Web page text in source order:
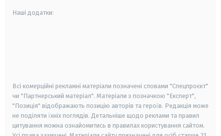
Наші додатки:
Всі комерційні рекламні матеріали позначені словами "Спецпроєкт"
чи "Партнерський матеріал". Матеріали з позначкою "Експерт",
"Позиція" відображають позицію авторів та героїв. Редакція може
не поділяти їхніх поглядів. Детальніше щодо реклами та правил
цитування можна ознайомитись в правилах користування сайтом.